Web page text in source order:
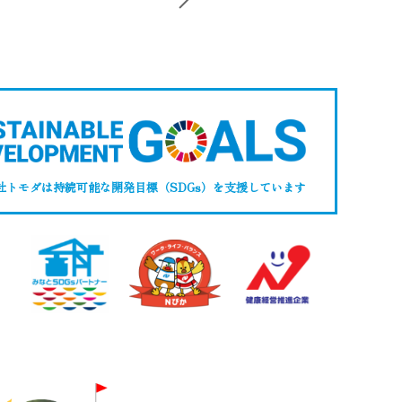
トモダは持続可能な開発目標（SDGs） を支援しています